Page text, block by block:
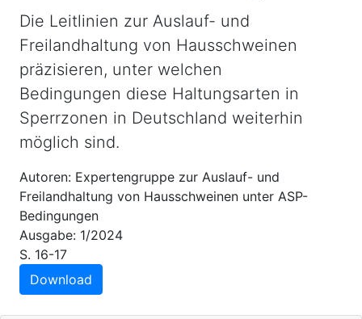
Die Leitlinien zur Auslauf- und
Freilandhaltung von Hausschweinen
präzisieren, unter welchen
Bedingungen diese Haltungsarten in
Sperrzonen in Deutschland weiterhin
möglich sind.
Autoren: Expertengruppe zur Auslauf- und
Freilandhaltung von Hausschweinen unter ASP-
Bedingungen
Ausgabe: 1/2024
S. 16-17
Download